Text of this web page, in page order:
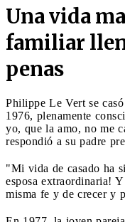
Una vida
familiar
penas
Philippe Le Vert se
1976, plenamente
yo, que la amo, no me
respondió a su padre
"Mi vida de casado ha
esposa extraordinaria!
misma fe y de crecer y